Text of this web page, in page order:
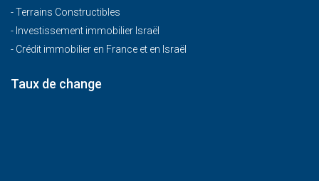
-Terrains Constructibles
- Investissement immobilier Israël
- Crédit immobilier en France et en Israël
Taux de change